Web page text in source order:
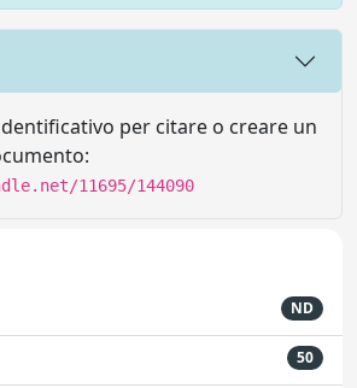
per citare o creare un
11695/144090
ND
50